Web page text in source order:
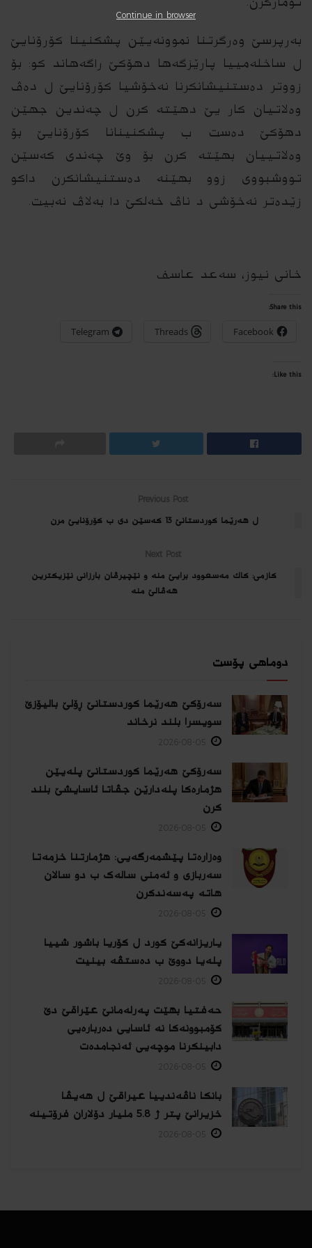
به‌رپرسێ‌ وه‌رگرتنا نموونه‌یێن پشكنینا كۆرۆنایێ‌
ل ساخله‌مییا پارێزگه‌ها دهۆكێ‌ راگه‌هاند كو: بۆ
زووتر ده‌ستنیشانكرنا نه‌خۆشیا كۆرۆنایێ‌ ل ده‌ڤ
وه‌لاتیان كار یێ‌ دهێته‌ كرن ل چه‌ندین جهێن
دهۆكێ‌ ده‌ست ب پشكنینانا كۆرۆنایێ‌ بۆ
وه‌لاتییان بهێته‌ كرن بۆ وێ‌ چه‌ندی كه‌سێن
تووشبووی زوو بهێنه‌ ده‌ستنیشانكرن داكو
زێده‌تر نه‌خۆشی د ناڤ خه‌لكێ‌ دا به‌لاڤ نه‌بیت.
خانی نیوز، سه‌عد عاسف
Share this:
Facebook
Threads
Telegram
Like this:
Previous Post
ل هه‌رێما كوردستانێ 13 كه‌سێن دی ب كۆرۆنایێ مرن
Next Post
كازمى: كاك مه‌سعوود برایێ منه‌ و نێچیرڤان بارزانى نێزیكترین
هه‌ڤالێ منه‌
دوماهی پۆست
سەرۆکێ هەرێما کوردستانێ ڕۆلێ بالیۆزێ
سویسرا بلند نرخاند
سەرۆکێ هەرێما کوردستانێ پلەیێن
هژمارەكا پلەدارێن جڤاتا ئاسایشێ بلند
كرن
وەزارەتا پێشمەرگەیی: هژمارتنا خزمەتا
سەربازی و ئەمنی سالەک ب دو سالان
هاتە پەسەندكرن
یاریزانەكێ کورد ل کۆریا باشور شییا
پلەیا دووێ ب دەستڤە بینیت
حەفتیا بهێت پەرلەمانێ عێراقێ دێ
کۆمبوونەکا نە ئاسایی دەربارەیی
دابینکرنا موچەیی ئەنجامدەت
بانکا ناڤەندییا عیراقێ ل هەیڤا
خزیرانێ پتر ژ 5.8 ملیار دۆلاران فرۆتینە
Continue in browser